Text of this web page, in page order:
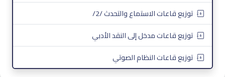
توزيع قاعات الاستماع والتحدث /2/
توزيع قاعات مدخل إلى النقد الأدبي
توزيع قاعات النظام الصوتي